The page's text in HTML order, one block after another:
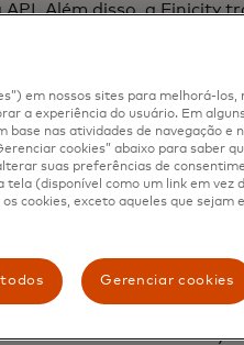
Além disso, a Finicity
mais populares, bem
entre outros
famílias e
acesso seguro e
de open banking
financeiros,
e pagamentos até
financeiras
uma
financeira, expandir a
A sede da Finicity
em nossos sites para melhorá-los,
a experiência do usuário. Em
base nas atividades de navegação e
cookies” abaixo para saber
suas preferências de
(disponível como um link em vez
cookies, exceto aqueles que sejam
Gerenciar cookies